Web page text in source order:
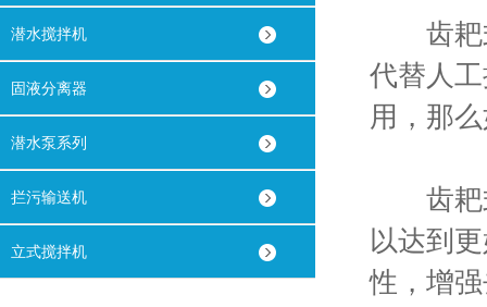
潜水搅拌机
固液分离器
潜水泵系列
拦污输送机
立式搅拌机
齿耙式
代替人
用，那
齿耙式
以达到
性，增